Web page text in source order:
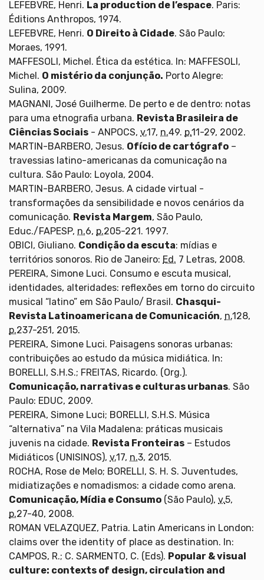
LEFEBVRE, Henri. La production de l’espace. Paris:
Éditions Anthropos, 1974.
LEFEBVRE, Henri. O Direito à Cidade. São Paulo:
Moraes, 1991.
MAFFESOLI, Michel. Ética da estética. In: MAFFESOLI,
Michel. O mistério da conjunção. Porto Alegre:
Sulina, 2009.
MAGNANI, José Guilherme. De perto e de dentro: notas
para uma etnografia urbana. Revista Brasileira de
Ciências Sociais - ANPOCS, v.17, n.49. p.11-29, 2002.
MARTIN-BARBERO, Jesus. Ofício de cartógrafo –
travessias latino-americanas da comunicação na
cultura. São Paulo: Loyola, 2004.
MARTIN-BARBERO, Jesus. A cidade virtual -
transformações da sensibilidade e novos cenários da
comunicação. Revista Margem, São Paulo,
Educ./FAPESP, n.6, p.205-221. 1997.
OBICI, Giuliano. Condição da escuta: mídias e
territórios sonoros. Rio de Janeiro: Ed. 7 Letras, 2008.
PEREIRA, Simone Luci. Consumo e escuta musical,
identidades, alteridades: reflexões em torno do circuito
musical “latino” em São Paulo/ Brasil. Chasqui-
Revista Latinoamericana de Comunicación, n.128,
p.237-251, 2015.
PEREIRA, Simone Luci. Paisagens sonoras urbanas:
contribuições ao estudo da música midiática. In:
BORELLI, S.H.S.; FREITAS, Ricardo. (Org.).
Comunicação, narrativas e culturas urbanas. São
Paulo: EDUC, 2009.
PEREIRA, Simone Luci; BORELLI, S.H.S. Música
“alternativa” na Vila Madalena: práticas musicais
juvenis na cidade. Revista Fronteiras – Estudos
Midiáticos (UNISINOS), v.17, n.3, 2015.
ROCHA, Rose de Melo; BORELLI, S. H. S. Juventudes,
midiatizações e nomadismos: a cidade como arena.
Comunicação, Mídia e Consumo (São Paulo), v.5,
p.27-40, 2008.
ROMAN VELAZQUEZ, Patria. Latin Americans in London:
claims over the identity of place as destination. In:
CAMPOS, R.; C. SARMENTO, C. (Eds). Popular & visual
culture: contexts of design, circulation and